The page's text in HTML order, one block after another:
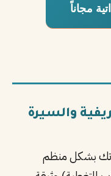
مجاناً
والسيرة
بشكل منظم